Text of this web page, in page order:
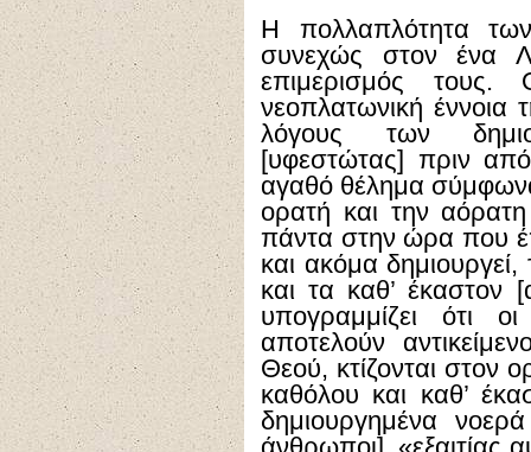
Η πολλαπλότητα
συνεχώς στον ένα
επιμερισμός τους.
νεοπλατωνική έννοια
λόγους των
[υφεστώτας] πριν
αγαθό θέλημα
ορατή και την
πάντα στην ώρα που
και ακόμα
και τα καθ’ έκαστον
υπογραμμίζει ότι
αποτελούν
Θεού, κτίζονται στον
καθόλου και καθ’
δημιουργημένα